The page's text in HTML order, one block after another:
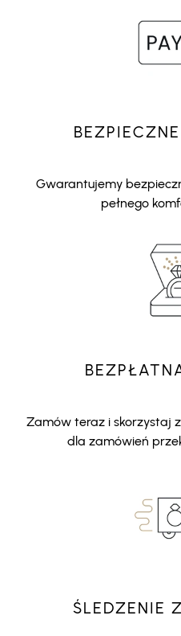
Gwarantujemy
pełnego
Zamów teraz i skorzystaj
dla zamówień
ŚLEDZENIE